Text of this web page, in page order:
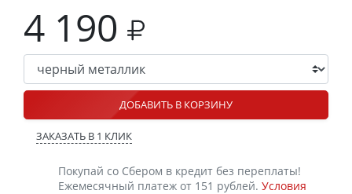
4 190
ДОБАВИТЬ В КОРЗИНУ
ЗАКАЗАТЬ В 1 КЛИК
Покупай со Сбером в кредит без переплаты!
Ежемесячный платеж от 151 рублей. Условия